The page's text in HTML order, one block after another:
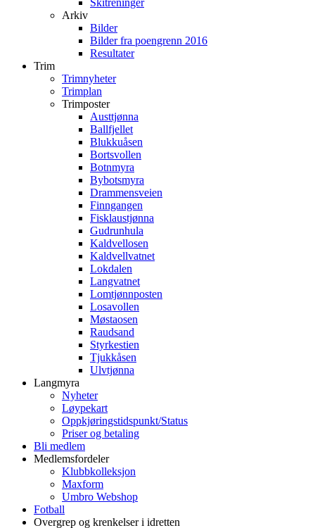
Skitreninger
Arkiv
Bilder
Bilder fra poengrenn 2016
Resultater
Trim
Trimnyheter
Trimplan
Trimposter
Austtjønna
Ballfjellet
Blukkuåsen
Bortsvollen
Botnmyra
Bybotsmyra
Drammensveien
Finngangen
Fisklaustjønna
Gudrunhula
Kaldvellosen
Kaldvellvatnet
Lokdalen
Langvatnet
Lomtjønnposten
Losavollen
Møstaosen
Raudsand
Styrkestien
Tjukkåsen
Ulvtjønna
Langmyra
Nyheter
Løypekart
Oppkjøringstidspunkt/Status
Priser og betaling
Bli medlem
Medlemsfordeler
Klubbkolleksjon
Maxform
Umbro Webshop
Fotball
Overgrep og krenkelser i idretten